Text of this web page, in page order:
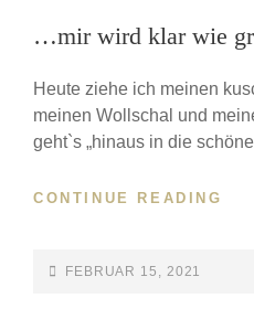
…mir wird klar wie
Heute ziehe ich meinen
meinen Wollschal und
geht`s „hinaus in die
CONTINUE READING
FEBRUAR 15, 2021